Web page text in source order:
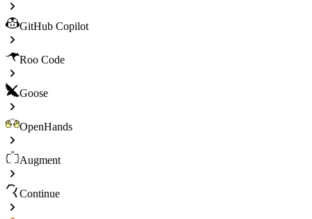
GitHub Copilot
Roo Code
Goose
OpenHands
Augment
Continue